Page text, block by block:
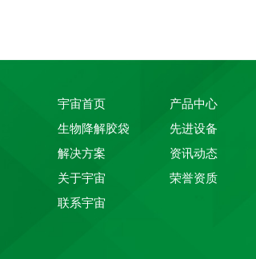
宇宙首页
产品中心
生物降解胶袋
先进设备
解决方案
资讯动态
关于宇宙
荣誉资质
联系宇宙